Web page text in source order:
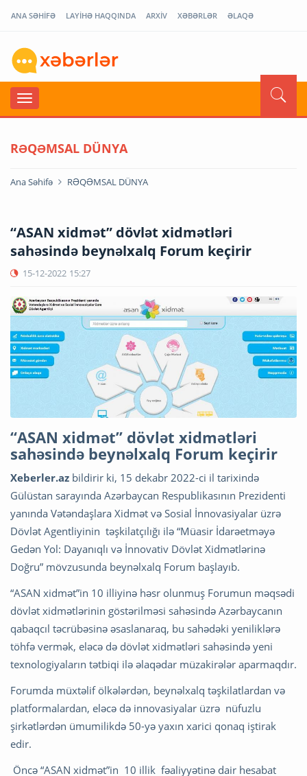
ANA SƏHİFƏ LAYİHƏ HAQQINDA ARXİV XƏBƏRLƏR ƏLAQƏ
RƏQƏMSAL DÜNYA
Ana Səhifə RƏQƏMSAL DÜNYA
“ASAN xidmət” dövlət xidmətləri
sahəsində beynəlxalq Forum keçirir
15-12-2022 15:27
“ASAN xidmət” dövlət xidmətləri
sahəsində beynəlxalq Forum keçirir
Xeberler.az bildirir ki, 15 dekabr 2022-ci il tarixində
Gülüstan sarayında Azərbaycan Respublikasının Prezidenti
yanında Vətəndaşlara Xidmət və Sosial İnnovasiyalar üzrə
Dövlət Agentliyinin təşkilatçılığı ilə “Müasir İdarəetməyə
Gedən Yol: Dayanıqlı və İnnovativ Dövlət Xidmətlərinə
Doğru” mövzusunda beynəlxalq Forum başlayıb.
“ASAN xidmət”in 10 illiyinə həsr olunmuş Forumun məqsədi
dövlət xidmətlərinin göstərilməsi sahəsində Azərbaycanın
qabaqcıl təcrübəsinə əsaslanaraq, bu sahədəki yeniliklərə
töhfə vermək, eləcə də dövlət xidmətləri sahəsində yeni
texnologiyaların tətbiqi ilə əlaqədar müzakirələr aparmaqdır.
Forumda müxtəlif ölkələrdən, beynəlxalq təşkilatlardan və
platformalardan, eləcə də innovasiyalar üzrə nüfuzlu
şirkətlərdən ümumilikdə 50-yə yaxın xarici qonaq iştirak
edir.
Öncə “ASAN xidmət”in 10 illik fəaliyyətinə dair hesabat